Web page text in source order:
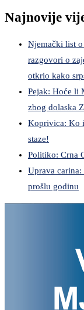
Najnovije
Njemački list
razgovori o
otkrio kako
Pejak: Hoće li
zbog dolaska
Koprivica: Ko
staze!
Politiko: Crna
Uprava carina:
prošlu godinu